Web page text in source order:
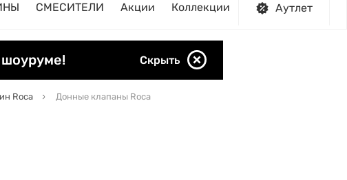
СМЕСИТЕЛИ Акции Коллекции Аутлет
Скрыть
Roca Донные клапаны Roca